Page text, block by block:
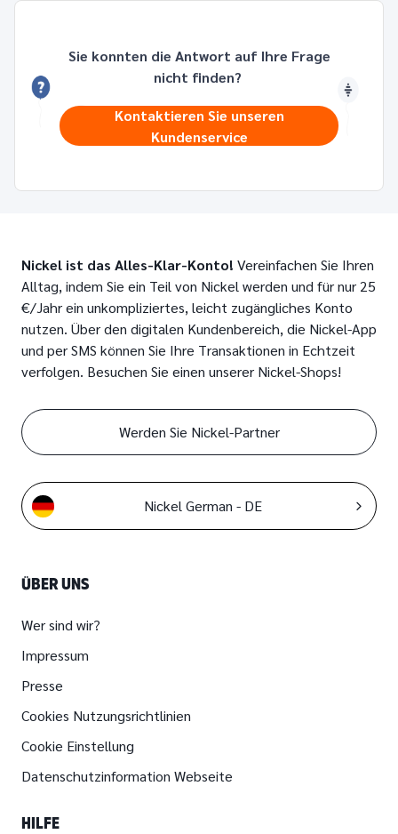
Sie konnten die Antwort auf Ihre Frage
nicht finden?
Kontaktieren Sie unseren
Kundenservice
Nickel ist das Alles-Klar-Konto! Vereinfachen Sie Ihren
Alltag, indem Sie ein Teil von Nickel werden und für nur 25
€/Jahr ein unkompliziertes, leicht zugängliches Konto
nutzen. Über den digitalen Kundenbereich, die Nickel-App
und per SMS können Sie Ihre Transaktionen in Echtzeit
verfolgen. Besuchen Sie einen unserer Nickel-Shops!
ÜBER UNS
Wer sind wir?
Impressum
Presse
Cookies Nutzungsrichtlinien
Cookie Einstellung
Datenschutzinformation Webseite
HILFE
Werden Sie Nickel-Partner
Nickel German - DE